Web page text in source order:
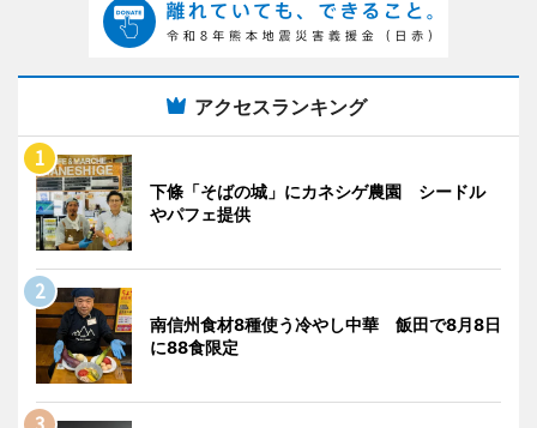
アクセスランキング
下條「そばの城」にカネシゲ農園 シードル
やパフェ提供
南信州食材8種使う冷やし中華 飯田で8月8日
に88食限定